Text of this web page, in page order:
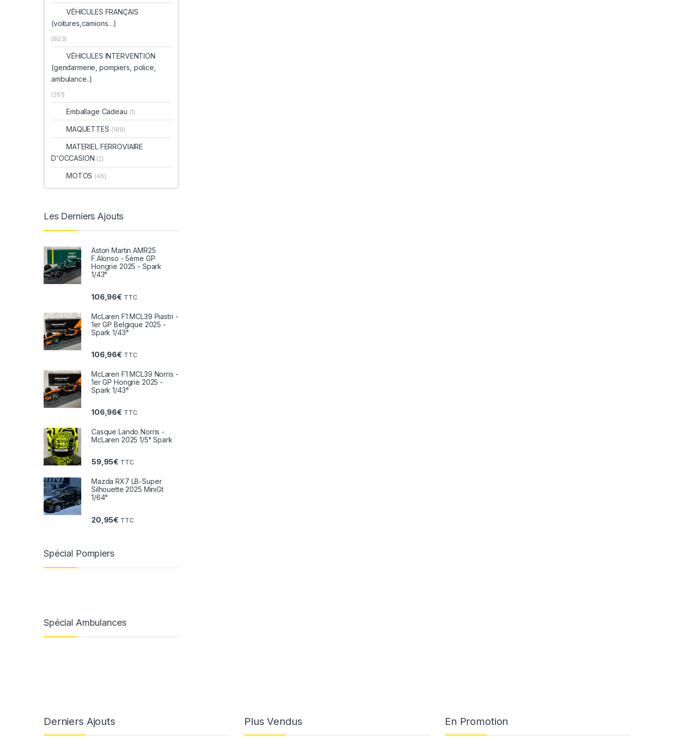
VÉHICULES FRANÇAIS
(voitures,camions…)
(803)
VÉHICULES INTERVENTION
(gendarmerie, pompiers, police,
ambulance..)
(261)
Emballage Cadeau (1)
MAQUETTES (189)
MATERIEL FERROVIAIRE
D'OCCASION (2)
MOTOS (46)
Les Derniers Ajouts
Aston Martin AMR25
F.Alonso - 5ème GP
Hongrie 2025 - Spark
1/43°
106,96€ TTC
McLaren F1 MCL39 Piastri -
1er GP Belgique 2025 -
Spark 1/43°
106,96€ TTC
McLaren F1 MCL39 Norris -
1er GP Hongrie 2025 -
Spark 1/43°
106,96€ TTC
Casque Lando Norris -
McLaren 2025 1/5° Spark
59,95€ TTC
Mazda RX7 LB-Super
Silhouette 2025 MiniGt
1/64°
20,95€ TTC
Spécial Pompiers
Spécial Ambulances
Derniers Ajouts Plus Vendus En Promotion